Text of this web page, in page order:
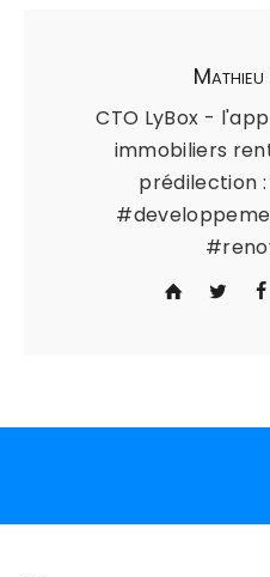
Mathieu
CTO LyBox -
immobiliers
prédilection